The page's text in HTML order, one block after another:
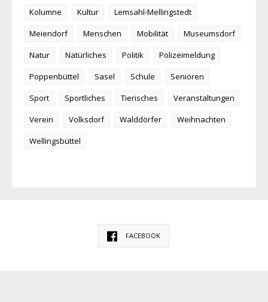
Kolumne
Kultur
Lemsahl-Mellingstedt
Meiendorf
Menschen Mobilität
Museumsdorf
Natur
Natürliches Politik
Polizeimeldung
Poppenbüttel
Sasel Schule
Senioren
Sport
Sportliches Tierisches
Veranstaltungen
Verein
Volksdorf Walddörfer
Weihnachten
Wellingsbüttel
FACEBOOK